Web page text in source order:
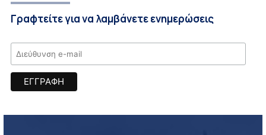
Γραφτείτε για να λαμβάνετε ενημερώσεις